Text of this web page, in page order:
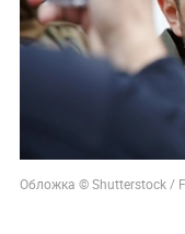
Обложка © Shutterstock /